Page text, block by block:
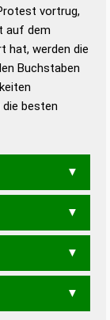
in 12 Bänden
gutes
Grammatik
vortrug,
auf dem
hat, werden die
Buchstaben
besten